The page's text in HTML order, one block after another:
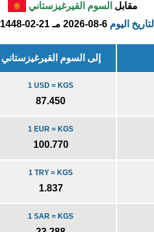
مقابل السوم القيرغيزستاني
التاريخ اليوم 2026-08-6 مـ 1448-02-21 هـ
إلى السوم القيرغيزستاني
1 USD = KGS
87.450
1 EUR = KGS
100.770
1 TRY = KGS
1.837
1 SAR = KGS